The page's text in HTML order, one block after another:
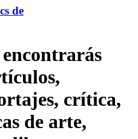
de
crítica,
de arte,